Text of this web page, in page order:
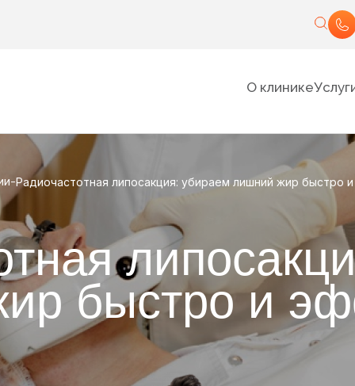
О клинике
-Радиочастотная липосакция: убираем лишний жир быстро
быстро и